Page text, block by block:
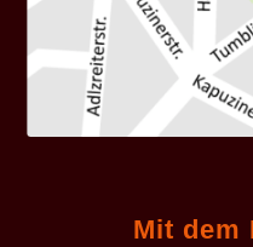
Mit dem